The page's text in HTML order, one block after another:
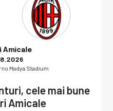
Amicale
Madya Stadium
cele mai bune
Amicale